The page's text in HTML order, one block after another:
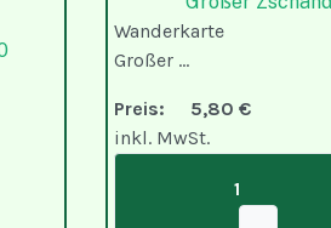
Wanderkarte
Großer ...
Preis:
5,80 €
inkl. MwSt.